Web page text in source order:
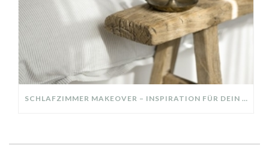
SCHLAFZIMMER MAKEOVER – INSPIRATION FÜR DEIN SCHLAFZIMMER: AUS ALT MACH NEU – HELL, GEMÜTLICH UND EINLADEND